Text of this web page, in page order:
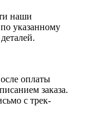
наши
указанному
оплаты
заказа.
с трек-